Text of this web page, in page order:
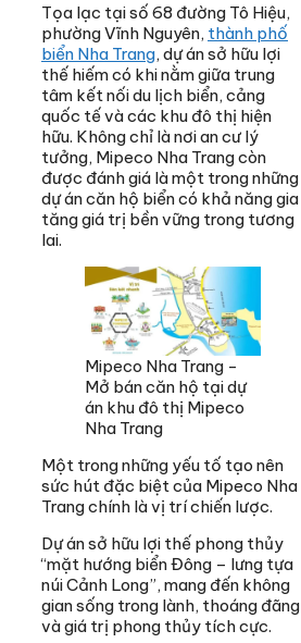
Tọa lạc tại số 68 đường Tô Hiệu,
phường Vĩnh Nguyên, thành phố
biển Nha Trang, dự án sở hữu lợi
thế hiếm có khi nằm giữa trung
tâm kết nối du lịch biển, cảng
quốc tế và các khu đô thị hiện
hữu. Không chỉ là nơi an cư lý
tưởng, Mipeco Nha Trang còn
được đánh giá là một trong những
dự án căn hộ biển có khả năng gia
tăng giá trị bền vững trong tương
lai.
Mipeco Nha Trang -
Mở bán căn hộ tại dự
án khu đô thị Mipeco
Nha Trang
Một trong những yếu tố tạo nên
sức hút đặc biệt của Mipeco Nha
Trang chính là vị trí chiến lược.
Dự án sở hữu lợi thế phong thủy
“mặt hướng biển Đông – lưng tựa
núi Cảnh Long”, mang đến không
gian sống trong lành, thoáng đãng
và giá trị phong thủy tích cực.